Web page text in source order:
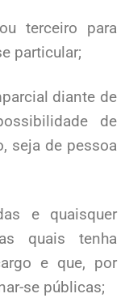
terceiro para
particular;
diante de
de
seja de pessoa
e quaisquer
quais tenha
e que, por
se públicas;